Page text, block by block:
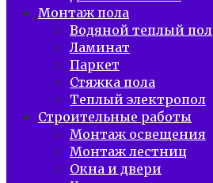
Монтаж пола
Водяной теплый пол
Ламинат
Паркет
Стяжка пола
Теплый электропол
Строительные работы
Монтаж освещения
Монтаж лестниц
Окна и двери